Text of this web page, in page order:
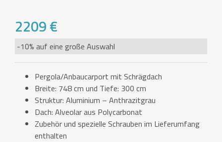
2209 €
-10% auf eine große Auswahl
Pergola/Anbaucarport mit Schrägdach
Breite: 748 cm und Tiefe: 300 cm
Struktur: Aluminium – Anthrazitgrau
Dach: Alveolar aus Polycarbonat
Zubehör und spezielle Schrauben im Lieferumfang
enthalten